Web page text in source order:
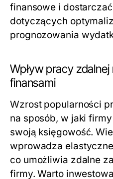
finansowe i
dotyczących
prognozowania
Wpływ pracy
finansami
Wzrost popularności
na sposób, w jaki
swoją księgowość.
wprowadza
co umożliwia zdalne
firmy. Warto